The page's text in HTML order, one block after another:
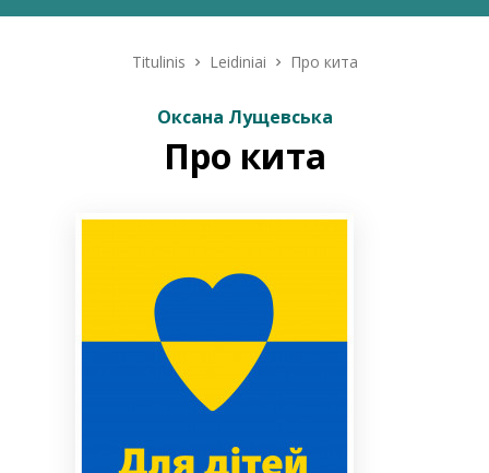
Titulinis Leidiniai Про кита
Оксана Лущевська
Про кита